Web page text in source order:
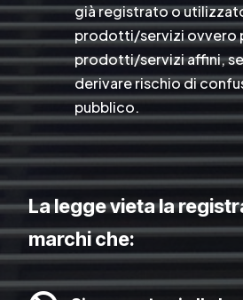
già registrato o
prodotti/servizi ovvero
prodotti/servizi affini,
derivare rischio di
pubblico.
La legge vieta la
marchi che: